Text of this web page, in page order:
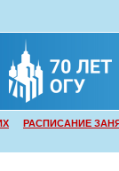
РАСПИСАНИЕ